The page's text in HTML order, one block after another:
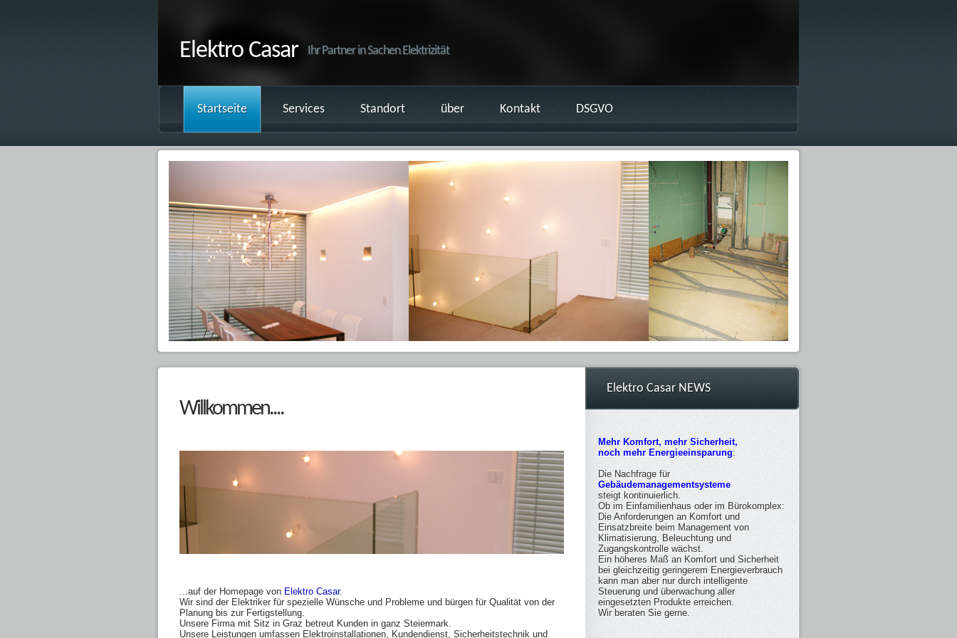
Elektro Casar Ihr Partner in Sachen Elektrizität
Startseite Services Standort über Kontakt DSGVO
Willkommen....
...auf der Homepage von Elektro Casar.
Wir sind der Elektriker für spezielle Wünsche und Probleme und bürgen für Qualität von der
Planung bis zur Fertigstellung.
Unsere Firma mit Sitz in Graz betreut Kunden in ganz Steiermark.
Unsere Leistungen umfassen Elektroinstallationen, Kundendienst, Sicherheitstechnik und
Elektro Casar NEWS
Mehr Komfort, mehr Sicherheit,
noch mehr Energieeinsparung:
Die Nachfrage für
Gebäudemanagementsysteme
steigt kontinuierlich.
Ob im Einfamilienhaus oder im Bürokomplex:
Die Anforderungen an Komfort und
Einsatzbreite beim Management von
Klimatisierung, Beleuchtung und
Zugangskontrolle wächst.
Ein höheres Maß an Komfort und Sicherheit
bei gleichzeitig geringerem Energieverbrauch
kann man aber nur durch intelligente
Steuerung und überwachung aller
eingesetzten Produkte erreichen.
Wir beraten Sie gerne.